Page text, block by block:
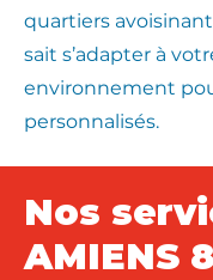
quartiers
sait s’adapter à
environnement
personnalisés.
Nos
AMIENS